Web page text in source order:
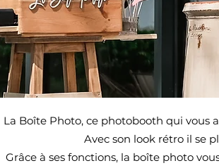
La Boîte Photo, ce photobooth qui vous
Avec son look rétro il se
Grâce à ses fonctions, la boîte photo